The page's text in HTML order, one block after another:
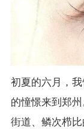
初夏的六月，
的憧憬来到郑
街道、鳞次栉